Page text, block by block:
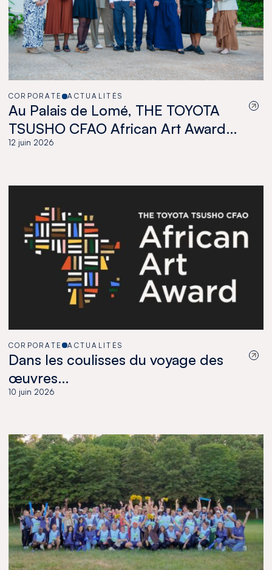
CORPORATE ACTUALITÉS
Au Palais de Lomé, THE TOYOTA
TSUSHO CFAO African Art Award
célèbre une nouvelle génération
12 juin 2026
CORPORATE ACTUALITÉS
Dans les coulisses du voyage des
œuvres…
10 juin 2026